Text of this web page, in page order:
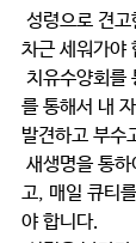
차근 세워가야
를 통해서 내
발견하고 부수
고, 매일 큐티
야 합니다.